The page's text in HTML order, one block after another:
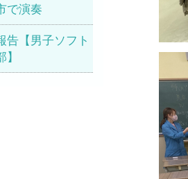
で演奏
告【男子ソフト